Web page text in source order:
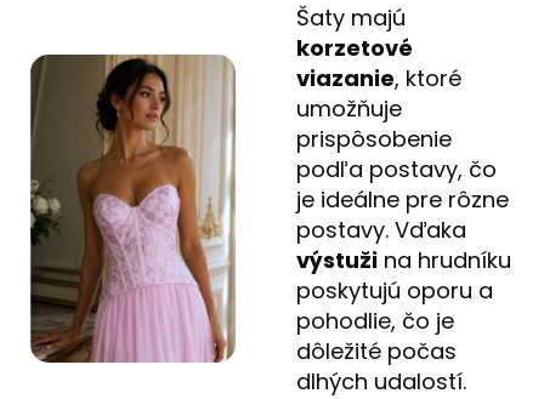
Šaty majú
korzetové
viazanie, ktoré
umožňuje
prispôsobenie
podľa postavy, čo
je ideálne pre rôzne
postavy. Vďaka
výstuži na hrudníku
poskytujú oporu a
pohodlie, čo je
dôležité počas
dlhých udalostí.